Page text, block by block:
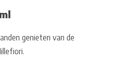
genieten van de